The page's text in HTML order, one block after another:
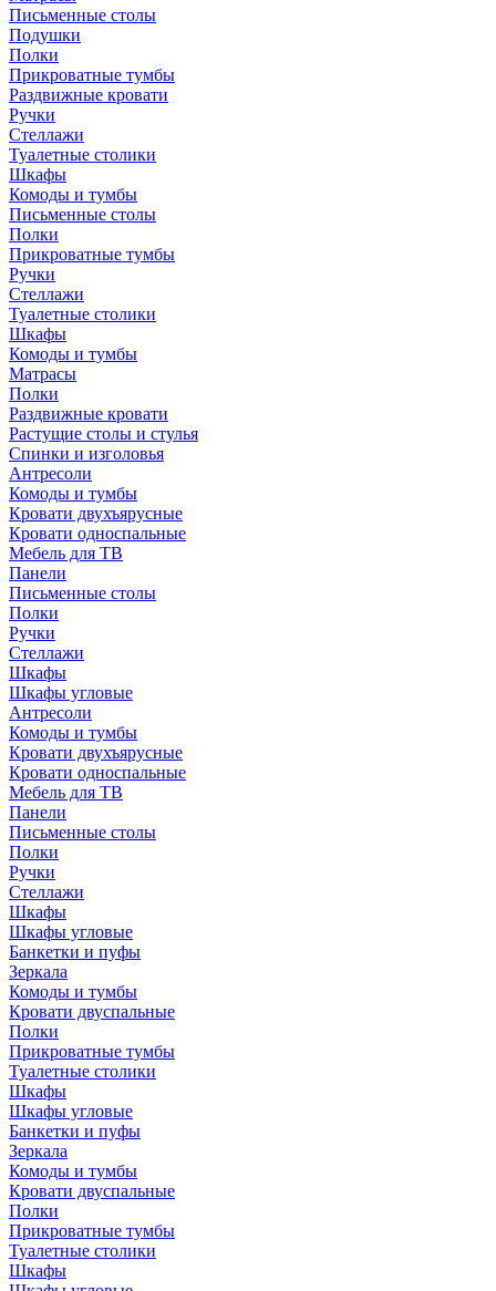
Письменные столы
Подушки
Полки
Прикроватные тумбы
Раздвижные кровати
Ручки
Стеллажи
Туалетные столики
Шкафы
Комоды и тумбы
Письменные столы
Полки
Прикроватные тумбы
Ручки
Стеллажи
Туалетные столики
Шкафы
Комоды и тумбы
Матрасы
Полки
Раздвижные кровати
Растущие столы и стулья
Спинки и изголовья
Антресоли
Комоды и тумбы
Кровати двухъярусные
Кровати односпальные
Мебель для ТВ
Панели
Письменные столы
Полки
Ручки
Стеллажи
Шкафы
Шкафы угловые
Антресоли
Комоды и тумбы
Кровати двухъярусные
Кровати односпальные
Мебель для ТВ
Панели
Письменные столы
Полки
Ручки
Стеллажи
Шкафы
Шкафы угловые
Банкетки и пуфы
Зеркала
Комоды и тумбы
Кровати двуспальные
Полки
Прикроватные тумбы
Туалетные столики
Шкафы
Шкафы угловые
Банкетки и пуфы
Зеркала
Комоды и тумбы
Кровати двуспальные
Полки
Прикроватные тумбы
Туалетные столики
Шкафы